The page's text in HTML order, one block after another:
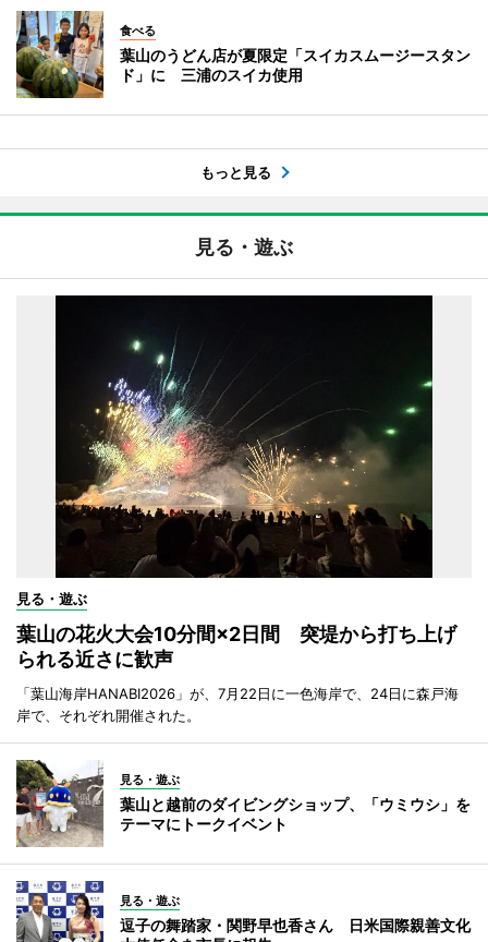
食べる
葉山のうどん店が夏限定「スイカスムージースタン
ド」に 三浦のスイカ使用
もっと見る
見る・遊ぶ
見る・遊ぶ
葉山の花火大会10分間×2日間 突堤から打ち上げ
られる近さに歓声
「葉山海岸HANABI2026」が、7月22日に一色海岸で、24日に森戸海
岸で、それぞれ開催された。
見る・遊ぶ
葉山と越前のダイビングショップ、「ウミウシ」を
テーマにトークイベント
見る・遊ぶ
逗子の舞踏家・関野早也香さん 日米国際親善文化